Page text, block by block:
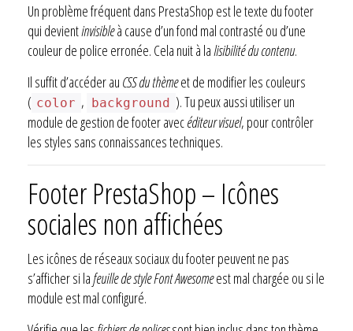
Un problème fréquent dans PrestaShop est le texte du footer
qui devientinvisibleà cause d’un fond mal contrasté ou d’une
couleur de police erronée. Cela nuit à la lisibilité du contenu.
Il suffit d’accéder au CSS du thèmeet de modifier les couleurs
( color , background ). Tu peux aussi utiliser un
module de gestion de footer avecéditeur visuel, pour contrôler
les styles sans connaissances techniques.
Footer PrestaShop – Icônes
sociales non affichées
Les icônes de réseaux sociaux du footer peuvent ne pas
s’afficher si lafeuille de style Font Awesomeest mal chargée ou si le
module est mal configuré.